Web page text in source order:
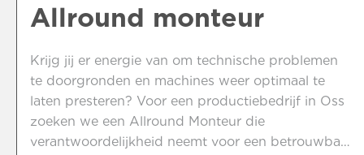
Allround monteur
Krijg jij er energie van om technische problemen
te doorgronden en machines weer optimaal te
laten presteren? Voor een productiebedrijf in Oss
zoeken we een Allround Monteur die
verantwoordelijkheid neemt voor een betrouwbaar